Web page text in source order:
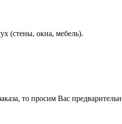
(стены, окна, мебель).
то просим Вас